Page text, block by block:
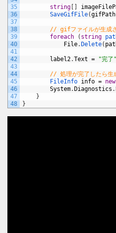
35
36
37
38
39
40
41
42
43
44
45
46
47
48
string
SaveGifFile(gifPath
// gifファイルが生成さ
foreach
( string
File. Delete(
label2.Text = "完了"
// 処理が完了したら生
FileInfo info = new
System. Diagnostics .
}
}